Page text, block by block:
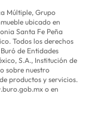
Múltiple, Grupo
ubicado en
Santa Fe Peña
Todos los derechos
de Entidades
S.A., Institución de
sobre nuestro
productos y servicios.
o en